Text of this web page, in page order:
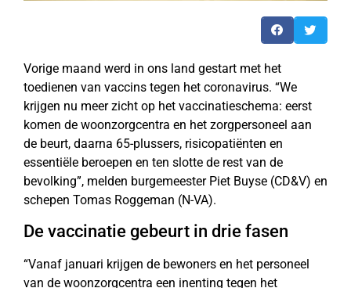
Vorige maand werd in ons land gestart met het
toedienen van vaccins tegen het coronavirus. “We
krijgen nu meer zicht op het vaccinatieschema: eerst
komen de woonzorgcentra en het zorgpersoneel aan
de beurt, daarna 65-plussers, risicopatiënten en
essentiële beroepen en ten slotte de rest van de
bevolking”, melden burgemeester Piet Buyse (CD&V) en
schepen Tomas Roggeman (N-VA).
De vaccinatie gebeurt in drie fasen
“Vanaf januari krijgen de bewoners en het personeel
van de woonzorgcentra een inenting tegen het